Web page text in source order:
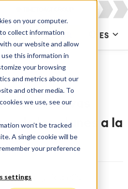
on your computer.
collect information
our website and allow
this information in
your browsing
and metrics about our
and other media. To
we use, see our
won’t be tracked
A single cookie will be
your preference
settings
CONTACTAR ES
Nuevas
de los planes a la
Align], [Team25